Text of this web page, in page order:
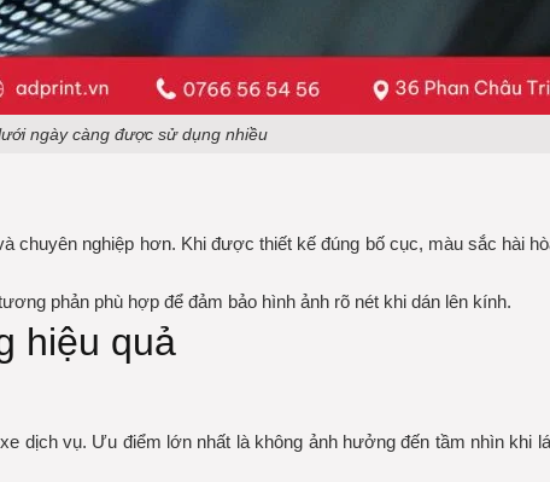
ngày càng được sử dụng nhiều
chuyên nghiệp hơn. Khi được thiết kế đúng bố cục, màu sắc hài
phản phù hợp để đảm bảo hình ảnh rõ nét khi dán lên kính.
hiệu quả
vụ. Ưu điểm lớn nhất là không ảnh hưởng đến tầm nhìn khi